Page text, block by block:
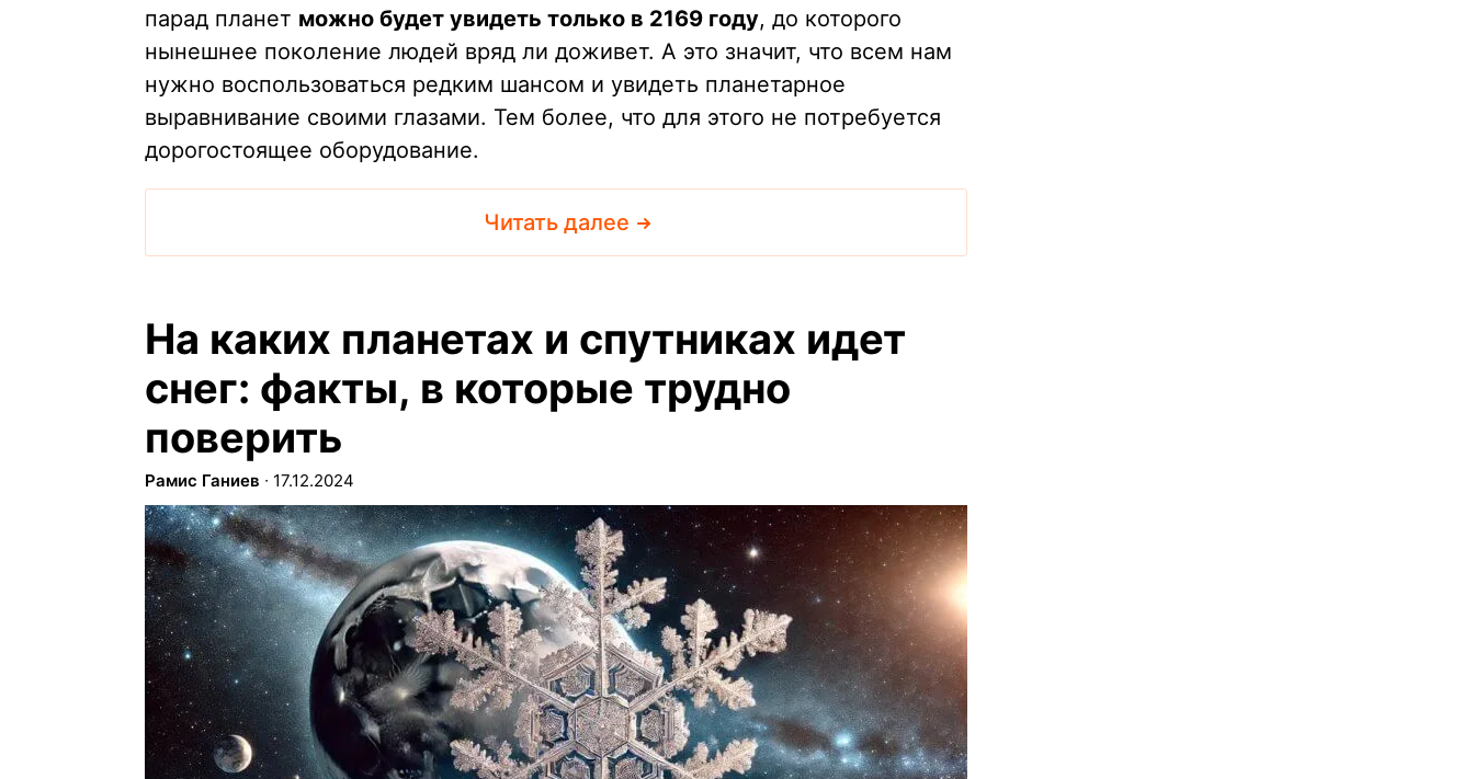
парад планет можно будет увидеть только в 2169 году, до которого
нынешнее поколение людей вряд ли доживет. А это значит, что всем нам
нужно воспользоваться редким шансом и увидеть планетарное
выравнивание своими глазами. Тем более, что для этого не потребуется
дорогостоящее оборудование.
Читать далее
На каких планетах и спутниках идет
снег: факты, в которые трудно
поверить
Рамис Ганиев ∙ 17.12.2024